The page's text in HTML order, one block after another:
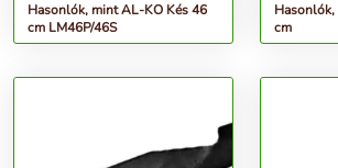
Hasonlók, mint AL-KO Kés 46
cm LM46P/46S
cm